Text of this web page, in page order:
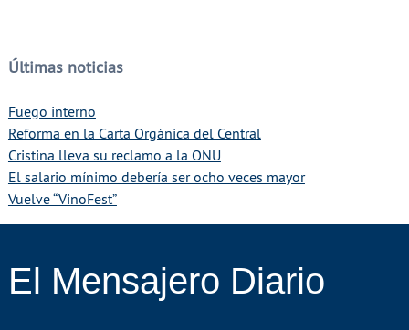
Últimas noticias
Fuego interno
Reforma en la Carta Orgánica del Central
Cristina lleva su reclamo a la ONU
El salario mínimo debería ser ocho veces mayor
Vuelve “VinoFest”
El Mensajero Diario